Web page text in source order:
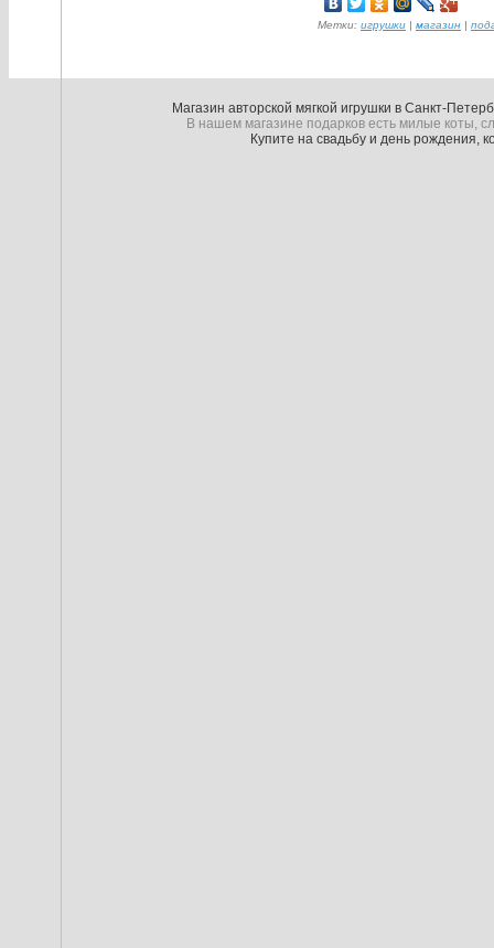
Метки: игрушки | магазин |
Магазин авторской мягкой игрушки в Санкт-
В нашем магазине подарков есть милые коты,
Купите на свадьбу и день рождения,